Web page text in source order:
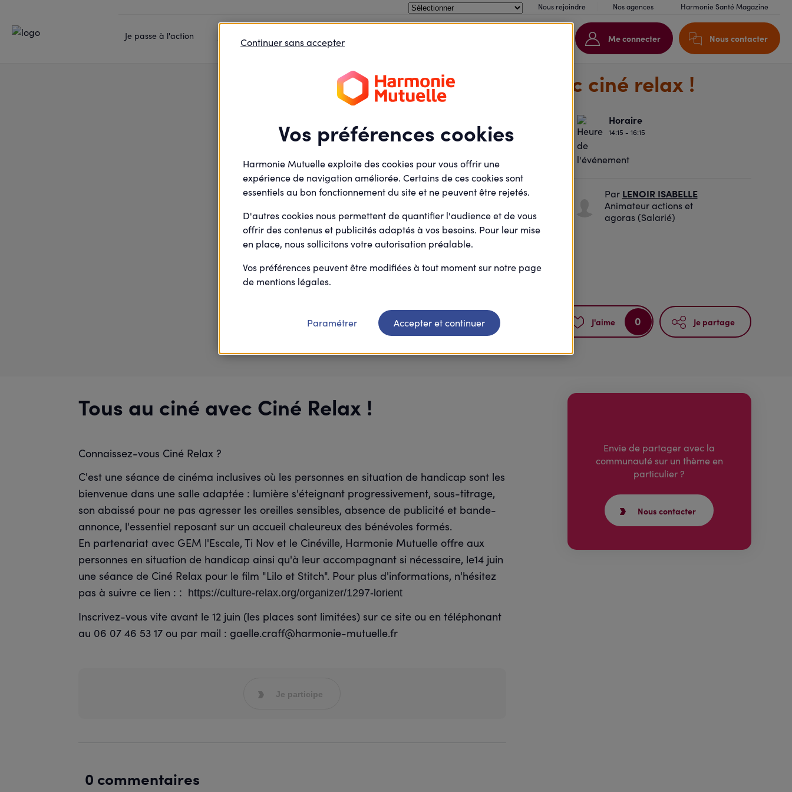
Je passe à l'action Me connecter Nous contacter
Nous rejoindre Nos agences Harmonie Santé Magazine
Tous au ciné avec ciné relax !
Tous au ciné avec ciné relax !
Cinéville
4 Boulevard maréchal Joseph Joffre
Horaire
14:15 - 16:15
Pargaelle craff
agoras (Salarié)
Par LENOIR ISABELLE
Animateur actions et
agoras (Salarié)
Je participe J'aime 0 Je partage
Samedi
14
Juin
Tous au ciné avec Ciné Relax !
Connaissez-vous Ciné Relax ?
C'est une séance de cinéma inclusives où les personnes en situation de handicap sont les
bienvenue dans une salle adaptée : lumière s'éteignant progressivement, sous-titrage,
son abaissé pour ne pas agresser les oreilles sensibles, absence de publicité et bande-
annonce, l'essentiel reposant sur un accueil chaleureux des bénévoles formés.
En partenariat avec GEM l'Escale, Ti Nov et le Cinéville, Harmonie Mutuelle offre aux
personnes en situation de handicap ainsi qu'à leur accompagnant si nécessaire, le14 juin
une séance de Ciné Relax pour le film "Lilo et Stitch". Pour plus d'informations, n'hésitez
pas à suivre ce lien : : https://culture-relax.org/organizer/1297-lorient
Inscrivez-vous vite avant le 12 juin (les places sont limitées) sur ce site ou en téléphonant
au 06 07 46 53 17 ou par mail : gaelle.craff@harmonie-mutuelle.fr
Je participe
0 commentaires
Envie de partager avec la
communauté sur un thème en
particulier ?
Nous contacter
Vos préférences cookies
Harmonie Mutuelle exploite des cookies pour vous offrir une
expérience de navigation améliorée. Certains de ces cookies sont
essentiels au bon fonctionnement du site et ne peuvent être rejetés.
D'autres cookies nous permettent de quantifier l'audience et de vous
offrir des contenus et publicités adaptés à vos besoins. Pour leur mise
en place, nous sollicitons votre autorisation préalable.
Vos préférences peuvent être modifiées à tout moment sur notre page
de mentions légales.
Continuer sans accepter
Paramétrer Accepter et continuer